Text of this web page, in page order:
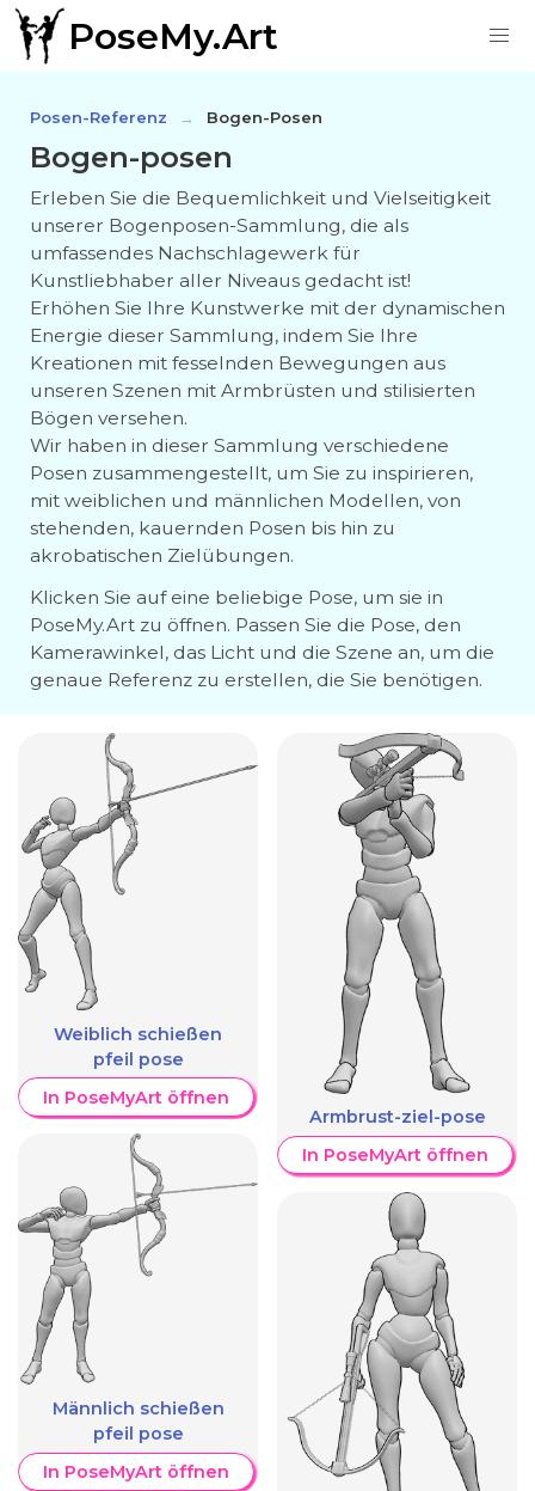
PoseMy.Art
Posen-Referenz Bogen-Posen
Bogen-posen
Erleben Sie die Bequemlichkeit und Vielseitigkeit
unserer Bogenposen-Sammlung, die als
umfassendes Nachschlagewerk für
Kunstliebhaber aller Niveaus gedacht ist!
Erhöhen Sie Ihre Kunstwerke mit der dynamischen
Energie dieser Sammlung, indem Sie Ihre
Kreationen mit fesselnden Bewegungen aus
unseren Szenen mit Armbrüsten und stilisierten
Bögen versehen.
Wir haben in dieser Sammlung verschiedene
Posen zusammengestellt, um Sie zu inspirieren,
mit weiblichen und männlichen Modellen, von
stehenden, kauernden Posen bis hin zu
akrobatischen Zielübungen.
Klicken Sie auf eine beliebige Pose, um sie in
PoseMy.Art zu öffnen. Passen Sie die Pose, den
Kamerawinkel, das Licht und die Szene an, um die
genaue Referenz zu erstellen, die Sie benötigen.
Weiblich schießen
pfeil pose
In PoseMyArt öffnen
Männlich schießen
pfeil pose
In PoseMyArt öffnen
Armbrust-ziel-pose
In PoseMyArt öffnen